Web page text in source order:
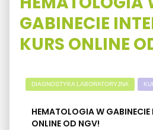
GABINECIE
KURS ONLINE
DIAGNOSTYKA LABORATORYJNA
HEMATOLOGIA W GABINECIE
ONLINE OD NGV!